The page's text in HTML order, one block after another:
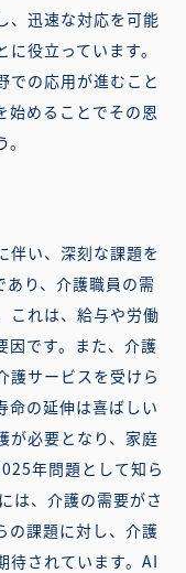
、迅速な対応を可能
役立っています。
での応用が進むこと
始めることでその恩
伴い、深刻な課題を
あり、介護職員の需
これは、給与や労働
因です。また、介護
護サービスを受けら
命の延伸は喜ばしい
が必要となり、家庭
年問題として知ら
は、介護の需要がさ
の課題に対し、介護
待されています。AI